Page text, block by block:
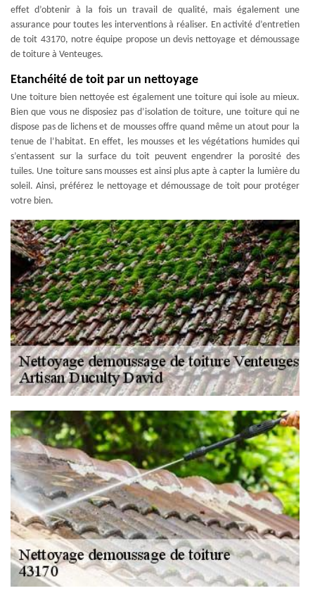
effet d’obtenir à la fois un travail de qualité, mais également une
assurance pour toutes les interventions à réaliser. En activité d’entretien
de toit 43170, notre équipe propose un devis nettoyage et démoussage
de toiture à Venteuges.
Etanchéité de toit par un nettoyage
Une toiture bien nettoyée est également une toiture qui isole au mieux.
Bien que vous ne disposiez pas d’isolation de toiture, une toiture qui ne
dispose pas de lichens et de mousses offre quand même un atout pour la
tenue de l’habitat. En effet, les mousses et les végétations humides qui
s’entassent sur la surface du toit peuvent engendrer la porosité des
tuiles. Une toiture sans mousses est ainsi plus apte à capter la lumière du
soleil. Ainsi, préférez le nettoyage et démoussage de toit pour protéger
votre bien.